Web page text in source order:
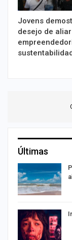
Jovens
desejo de aliar
Últimas